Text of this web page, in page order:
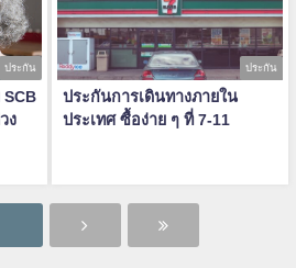
ประกัน
ง
ประกัน
ประกันการเดินทางภายใน
ประเทศ ซื้อง่าย ๆ ที่ 7-11